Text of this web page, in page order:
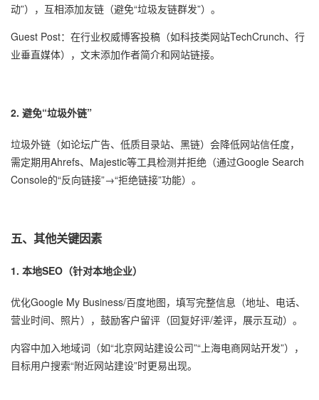
动”），互相添加友链（避免“垃圾友链群发”）。
Guest Post：在行业权威博客投稿（如科技类网站TechCrunch、行
业垂直媒体），文末添加作者简介和网站链接。
2. 避免“垃圾外链”
垃圾外链（如论坛广告、低质目录站、黑链）会降低网站信任度，
需定期用Ahrefs、Majestic等工具检测并拒绝（通过Google Search
Console的“反向链接”→“拒绝链接”功能）。
五、其他关键因素
1. 本地SEO（针对本地企业）
优化Google My Business/百度地图，填写完整信息（地址、电话、
营业时间、照片），鼓励客户留评（回复好评/差评，展示互动）。
内容中加入地域词（如“北京网站建设公司”“上海电商网站开发”），
目标用户搜索“附近网站建设”时更易出现。